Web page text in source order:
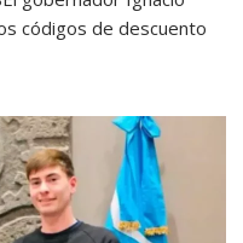
códigos de descuento